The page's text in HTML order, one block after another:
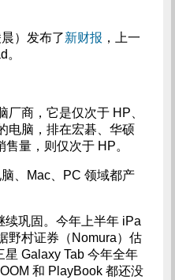
）发布了新财报 ，上一
商，它是仅次于 HP、
电脑，排在宏碁、华硕
量，则仅次于 HP。
、Mac、PC 领域都产
巩固。今年上半年 iPa
野村证券（Nomura）估
Galaxy Tab 今年全年
和 PlayBook 都还没